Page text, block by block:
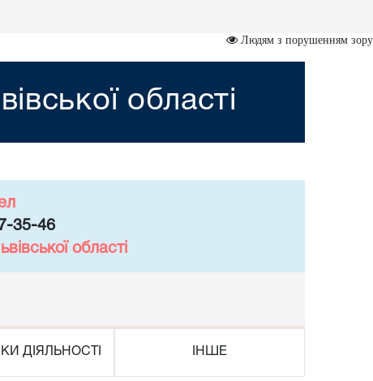
Людям з порушенням зору
області
35-46
області
ДІЯЛЬНОСТІ ІНШЕ